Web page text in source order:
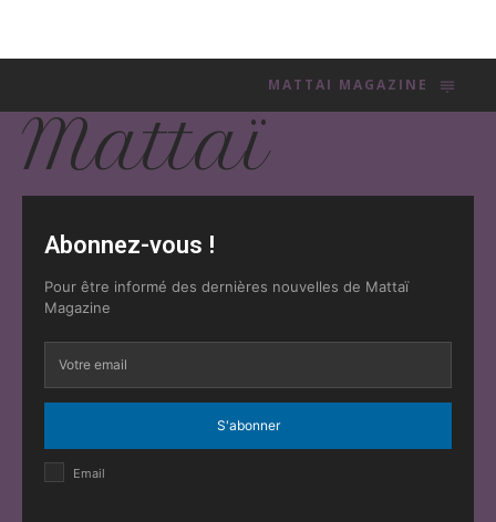
MATTAI MAGAZINE
Mattaï
Abonnez-vous !
Pour être informé des dernières nouvelles de Mattaï
Magazine
S'abonner
Email